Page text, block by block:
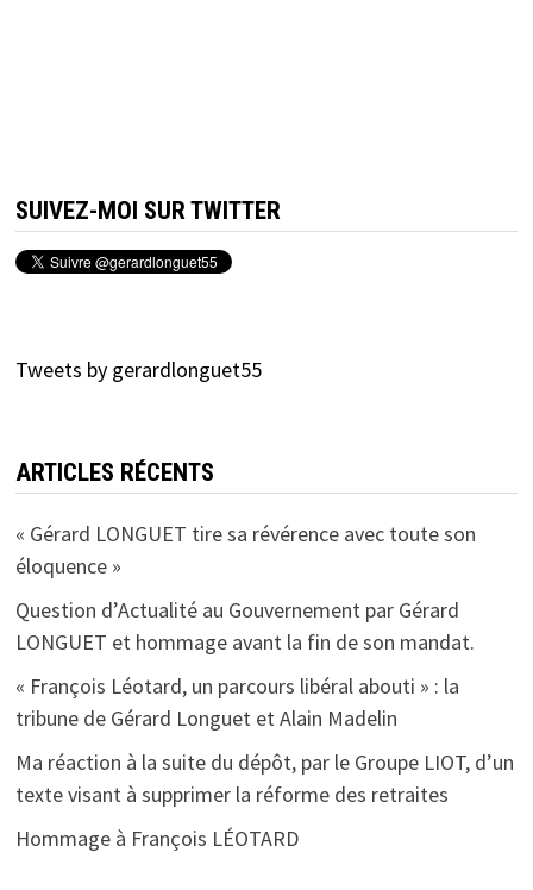
SUIVEZ-MOI SUR TWITTER
Tweets by gerardlonguet55
ARTICLES RÉCENTS
« Gérard LONGUET tire sa révérence avec toute son
éloquence »
Question d’Actualité au Gouvernement par Gérard
LONGUET et hommage avant la fin de son mandat.
« François Léotard, un parcours libéral abouti » : la
tribune de Gérard Longuet et Alain Madelin
Ma réaction à la suite du dépôt, par le Groupe LIOT, d’un
texte visant à supprimer la réforme des retraites
Hommage à François LÉOTARD